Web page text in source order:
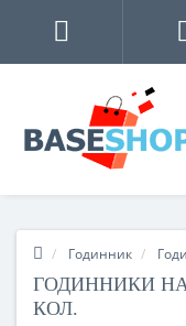
Годинник
ГОДИННИКИ
КОЛ.